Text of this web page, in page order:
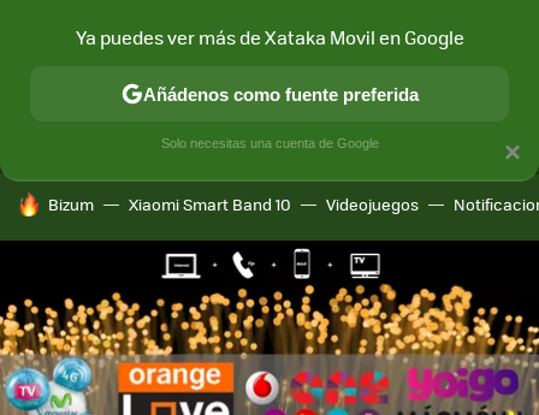
MÓVIL Y SOCIEDAD APLICACIONES
HOY SE HABLA DE
Bizum Xiaomi Smart Band 10 Videojuegos
×
Ya puedes ver más de Xataka Movil en Google
Añádenos como fuente preferida
Solo necesitas una cuenta de Google